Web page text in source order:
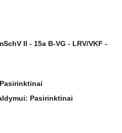
II - 15a B-VG - LRV/VKF -
Pasirinktinai